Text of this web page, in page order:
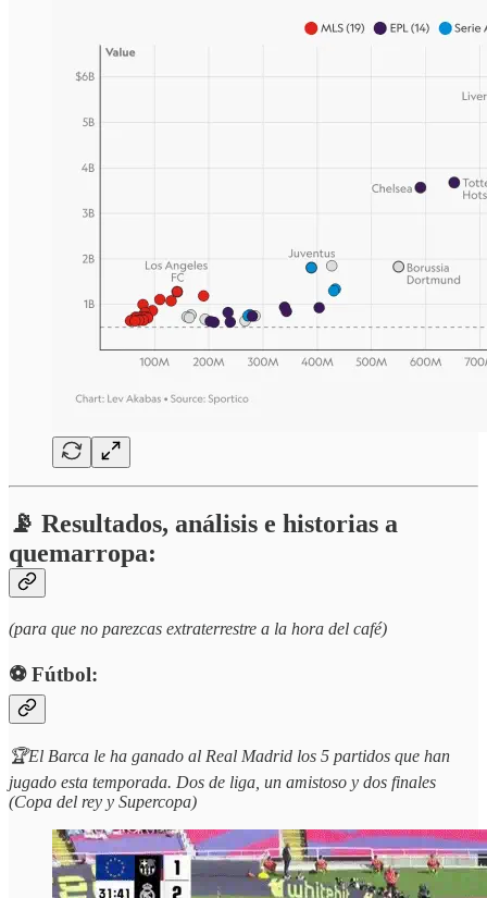
📡 Resultados, análisis e historias a
quemarropa:
(para que no parezcas extraterrestre a la hora del café)
⚽️ Fútbol:
🏆El Barca le ha ganado al Real Madrid los 5 partidos que han
jugado esta temporada. Dos de liga, un amistoso y dos finales
(Copa del rey y Supercopa)